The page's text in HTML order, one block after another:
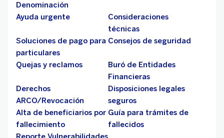
Denominación
Ayuda urgente
Consideraciones
técnicas
Soluciones de pago para
particulares
Consejos de seguridad
Quejas y reclamos
Buró de Entidades
Financieras
Derechos
ARCO/Revocación
Disposiciones legales
seguros
Alta de beneficiarios por
fallecimiento
Guía para trámites de
fallecidos